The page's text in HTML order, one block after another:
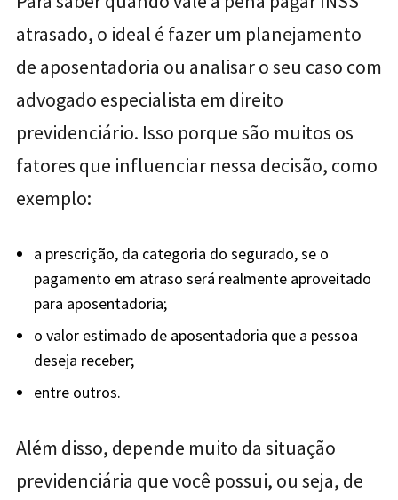
atrasado, o ideal é fazer um planejamento
de aposentadoria ou analisar o seu caso com
advogado especialista em direito
previdenciário. Isso porquesão muitos os
fatores que influenciar nessa decisão, como
exemplo:
a prescrição, da categoria do segurado, se o
pagamento em atraso será realmente aproveitado
para aposentadoria;
o valor estimado de aposentadoria que a pessoa
deseja receber;
entre outros.
Além disso, depende muito da situação
previdenciária que você possui, ou seja, de